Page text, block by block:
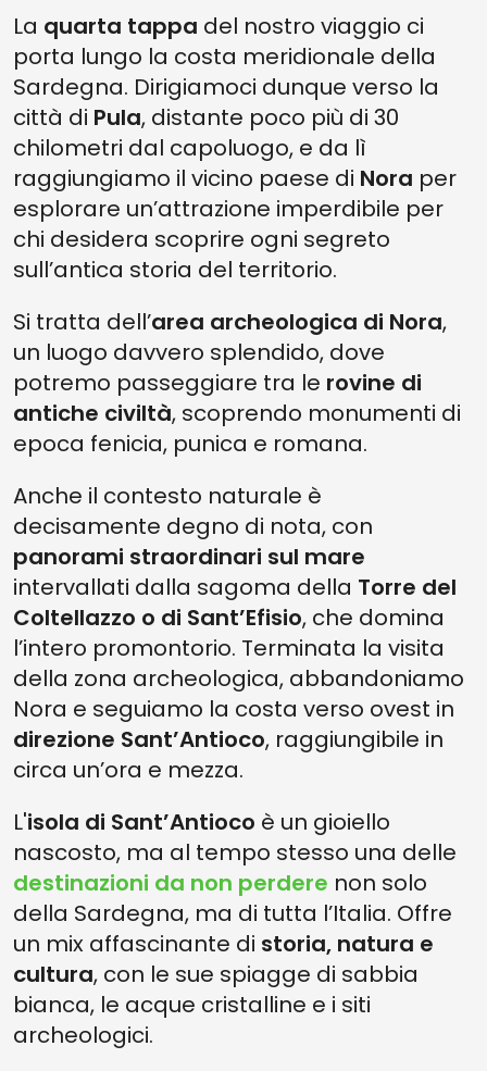
La quarta tappa del nostro viaggio ci
porta lungo la costa meridionale della
Sardegna. Dirigiamoci dunque verso la
città di Pula, distante poco più di 30
chilometri dal capoluogo, e da lì
raggiungiamo il vicino paese di Nora per
esplorare un’attrazione imperdibile per
chi desidera scoprire ogni segreto
sull’antica storia del territorio.
Si tratta dell’area archeologica di Nora,
un luogo davvero splendido, dove
potremo passeggiare tra le rovine di
antiche civiltà, scoprendo monumenti di
epoca fenicia, punica e romana.
Anche il contesto naturale è
decisamente degno di nota, con
panorami straordinari sul mare
intervallati dalla sagoma della Torre del
Coltellazzo o di Sant’Efisio, che domina
l’intero promontorio. Terminata la visita
della zona archeologica, abbandoniamo
Nora e seguiamo la costa verso ovest in
direzione Sant’Antioco, raggiungibile in
circa un’ora e mezza.
L'isola di Sant’Antioco è un gioiello
nascosto, ma al tempo stesso una delle
destinazioni da non perdere non solo
della Sardegna, ma di tutta l’Italia. Offre
un mix affascinante di storia, natura e
cultura, con le sue spiagge di sabbia
bianca, le acque cristalline e i siti
archeologici.